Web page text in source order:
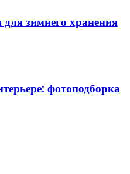
зимнего хранения
фотоподборка